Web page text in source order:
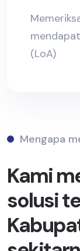
(LoA)
Mengapa
Kami
solusi